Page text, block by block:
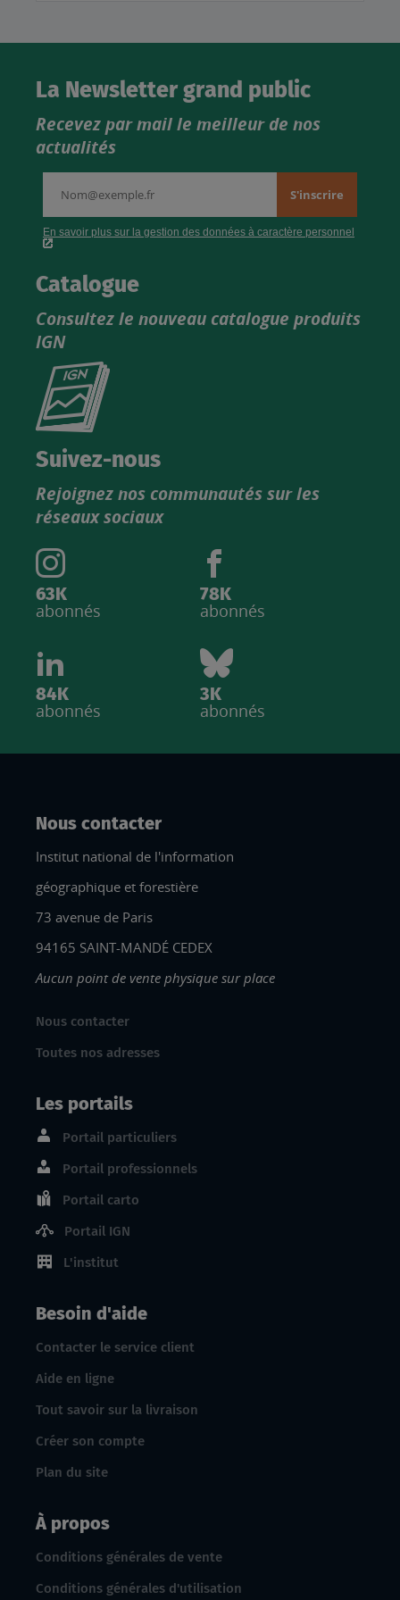
La Newsletter grand public
Recevez par mail le meilleur de nos
actualités
Catalogue
Consultez le nouveau catalogue produits
IGN
Consultez
catalogue
Suivez-nous
Rejoignez nos communautés sur les
réseaux sociaux
63K
abonnés
78K
abonnés
84K
abonnés
3K
abonnés
Nous contacter
Institut national de l'information
géographique et forestière
73 avenue de Paris
94165 SAINT-MANDÉ CEDEX
Aucun point de vente physique sur place
Nous contacter
Toutes nos adresses
Les portails
Portail particuliers
Portail professionnels
Portail carto
Portail IGN
L'institut
Besoin d'aide
Contacter le service client
Aide en ligne
Tout savoir sur la livraison
Créer son compte
Plan du site
À propos
Conditions générales de vente
Conditions générales d'utilisation